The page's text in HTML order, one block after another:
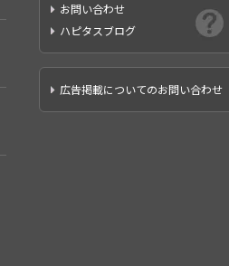
お問い合わせ
ハピタスブログ
広告掲載についてのお問い合わせ